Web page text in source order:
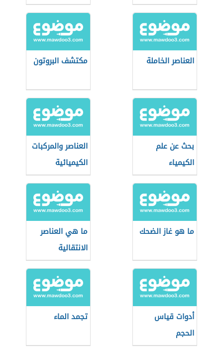
العناصر الخاملة مكتشف البروتون
بحث عن علم
الكيمياء
العناصر والمركبات
الكيميائية
ما هو غاز الضحك
ما هي العناصر
الانتقالية
أدوات قياس
الحجم
تجمد الماء